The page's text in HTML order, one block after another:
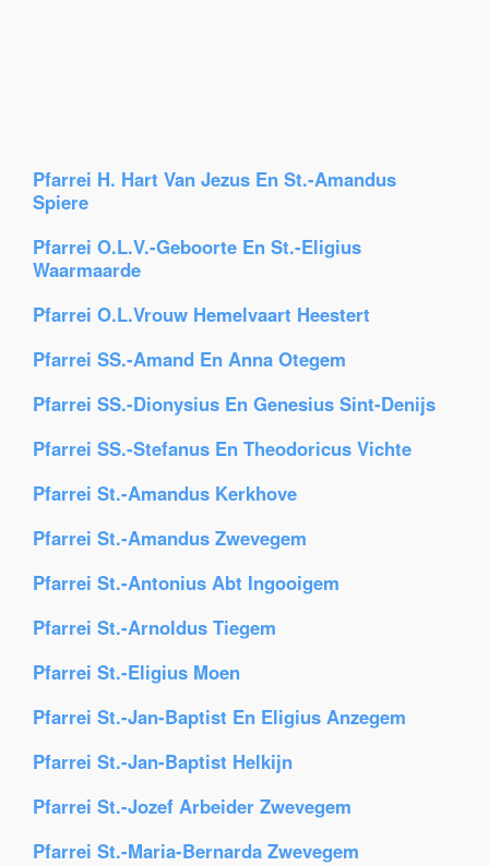
Pfarrei H. Hart Van Jezus En St.-Amandus
Spiere
Pfarrei O.L.V.-Geboorte En St.-Eligius
Waarmaarde
Pfarrei O.L.Vrouw Hemelvaart Heestert
Pfarrei SS.-Amand En Anna Otegem
Pfarrei SS.-Dionysius En Genesius Sint-Denijs
Pfarrei SS.-Stefanus En Theodoricus Vichte
Pfarrei St.-Amandus Kerkhove
Pfarrei St.-Amandus Zwevegem
Pfarrei St.-Antonius Abt Ingooigem
Pfarrei St.-Arnoldus Tiegem
Pfarrei St.-Eligius Moen
Pfarrei St.-Jan-Baptist En Eligius Anzegem
Pfarrei St.-Jan-Baptist Helkijn
Pfarrei St.-Jozef Arbeider Zwevegem
Pfarrei St.-Maria-Bernarda Zwevegem